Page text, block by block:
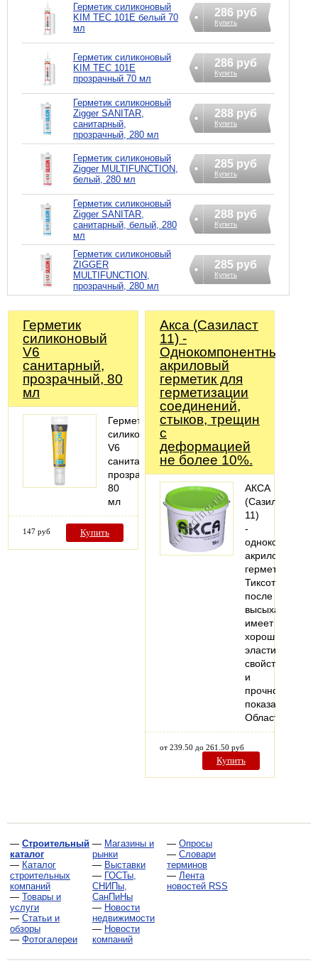
Герметик силиконовый
KIM TEC 101Е белый 70
мл
286 руб
Купить
Герметик силиконовый
KIM TEC 101Е
прозрачный 70 мл
286 руб
Купить
Герметик силиконовый
Zigger SANITAR,
санитарный,
прозрачный, 280 мл
288 руб
Купить
Герметик силиконовый
Zigger MULTIFUNCTION,
белый, 280 мл
285 руб
Купить
Герметик силиконовый
Zigger SANITAR,
санитарный, белый, 280
мл
288 руб
Купить
Герметик силиконовый
ZIGGER
MULTIFUNCTION,
прозрачный, 280 мл
285 руб
Купить
Герметик
силиконовый
V6
санитарный,
прозрачный, 80
мл
Герметик
силиконовый
V6
санитарный,
прозрачный,
80
мл
147 руб Купить
Акса (Сазиласт
11) -
Однокомпонентный
акриловый
герметик для
герметизации
соединений,
стыков, трещин
с
деформацией
не более 10%.
АКСА
(Сазиласт
11)
-
акриловый
герметик.
Тиксотропен,
после
высыхания
имеет
хорошие
эластичные
свойства
и
прочностные
показатели.
Область…
от 239.50 до 261.50 руб
Купить
— Строительный
каталог
— Каталог
строительных
компаний
— Товары и
услуги
— Статьи и
обзоры
— Фотогалереи
— Магазины и
рынки
— Выставки
— ГОСТы,
СНИПы,
СанПиНы
— Новости
недвижимости
— Новости
компаний
— Опросы
— Словари
терминов
— Лента
новостей RSS